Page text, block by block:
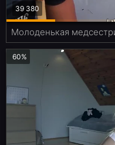
39 380
60%